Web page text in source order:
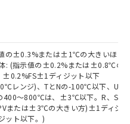
の±0.3%または±1℃の大きいほう
: (指示値の±0.2%または±0.8℃の
±0.2%FS±1ディジット以下
レンジ)、TとNの-100℃以下、U
400～800℃は、±3℃以下。R、S
または±3℃の大きい方)±1ディジ
ット以下。)
することから備考
りました。
の在庫切替を完了
のことがない限
割愛しておりま